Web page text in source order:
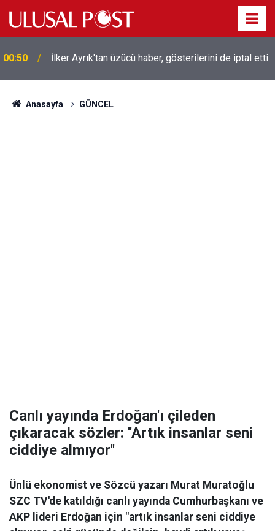
00:39
Liverpool efsanesi Mısırlı yıldız Mohamed Salah
Trabzonspor ile anlaştı! Yarın geliyor
Anasayfa GÜNCEL
Canlı yayında Erdoğan'ı çileden
çıkaracak sözler: ''Artık insanlar seni
ciddiye almıyor''
Ünlü ekonomist ve Sözcü yazarı Murat Muratoğlu
SZC TV'de katıldığı canlı yayında Cumhurbaşkanı ve
AKP lideri Erdoğan için "artık insanlar seni ciddiye